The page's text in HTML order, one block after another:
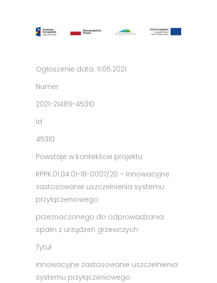
Ogłoszenie data: 11.05.2021
Numer
2021-21489-45310
Id
45310
Powstaje w kontekście projektu
RPPK.01.04.01-18-0007/20 – Innowacyjne
zastosowanie uszczelnienia systemu
przyłączeniowego
przeznaczonego do odprowadzania
spalin z urządzeń grzewczych
Tytuł
Innowacyjne zastosowanie uszczelnienia
systemu przyłączeniowego